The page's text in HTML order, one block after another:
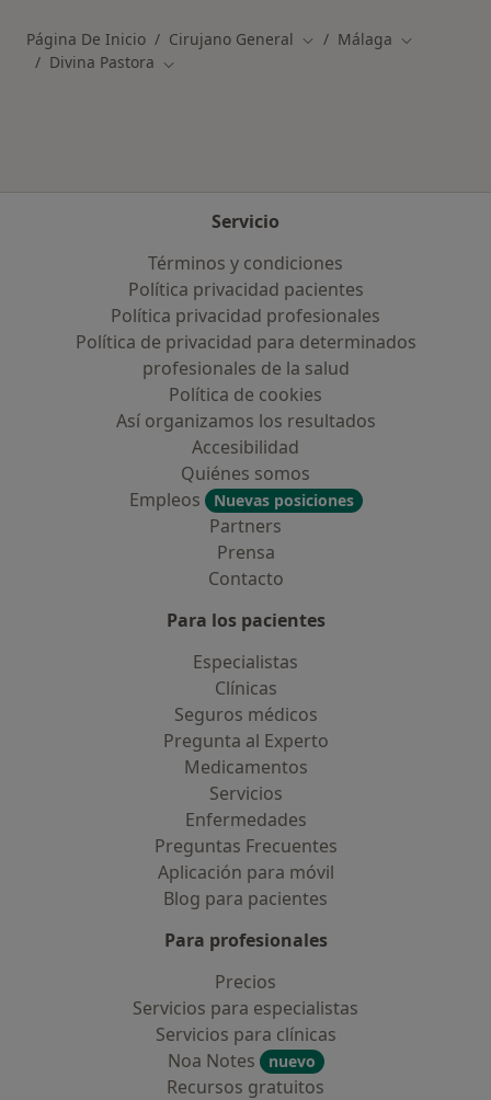
Página De Inicio Cirujano General Cambiar de ciudad
Málaga Cambiar de
Divina Pastora Cambiar de ciudad
Servicio
Términos y condiciones
Política privacidad pacientes
Política privacidad profesionales
Política de privacidad para determinados
profesionales de la salud
Política de cookies
Así organizamos los resultados
Accesibilidad
Quiénes somos
Empleos
Nuevas posiciones
Partners
Prensa
Contacto
Para los pacientes
Especialistas
Clínicas
Seguros médicos
Pregunta al Experto
Medicamentos
Servicios
Enfermedades
Preguntas Frecuentes
Aplicación para móvil
Blog para pacientes
Para profesionales
Precios
Servicios para especialistas
Servicios para clínicas
Noa Notes
nuevo
Recursos gratuitos